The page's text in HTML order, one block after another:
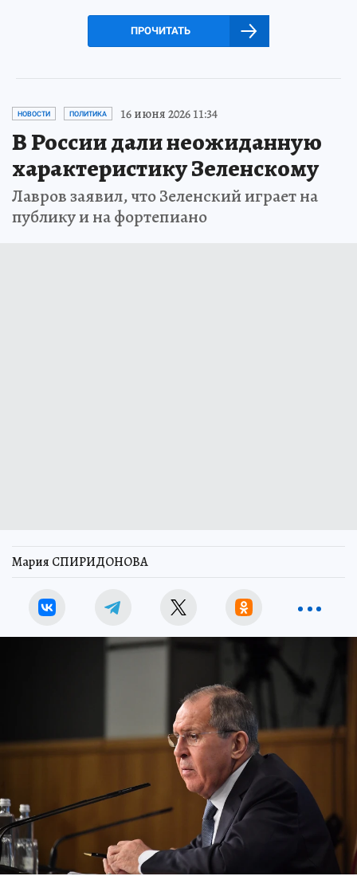
ПРОЧИТАТЬ
НОВОСТИ ПОЛИТИКА 16 июня 2026 11:34
В России дали неожиданную
характеристику Зеленскому
Лавров заявил, что Зеленский играет на
публику и на фортепиано
Мария СПИРИДОНОВА